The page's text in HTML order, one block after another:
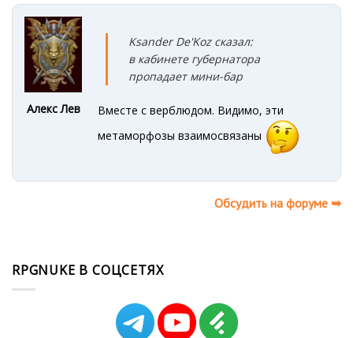
Алекс Лев
Ksander De'Koz сказал:
в кабинете губернатора
пропадает мини-бар
Вместе с верблюдом. Видимо, эти
метаморфозы взаимосвязаны
Обсудить на форуме ➥
RPGNUKE В СОЦСЕТЯХ